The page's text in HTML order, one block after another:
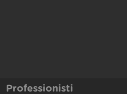
Professionisti